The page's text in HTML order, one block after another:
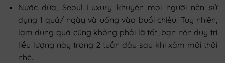
Nước dừa, Seoul Luxury khuyên mọi người nên sử
dụng 1 quả/ ngày và uống vào buổi chiều. Tuy nhiên,
lạm dụng quá cũng không phải là tốt, bạn nên duy trì
liều lượng này trong 2 tuần đầu sau khi xăm môi thôi
nhé.